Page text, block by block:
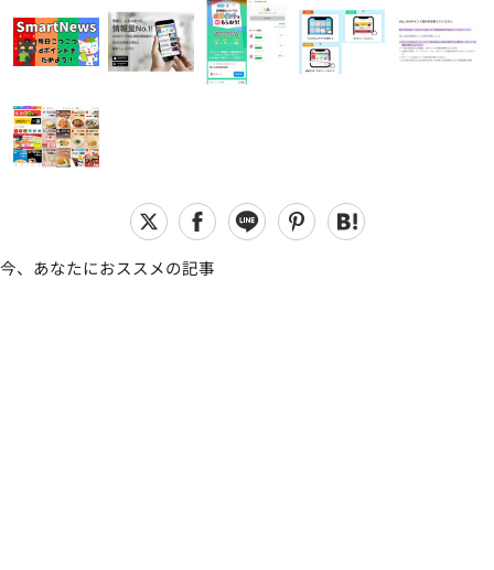
今、あなたにおススメの記事